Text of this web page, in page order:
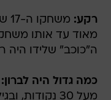
רקע:
מאוד עד אותו
ה"כוכב" שלידו היה
כמה גדול היה לברון: